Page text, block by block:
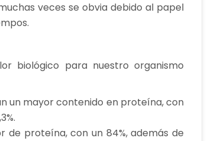
veces se obvia debido al papel
biológico para nuestro organismo
un mayor contenido en proteína, con
de proteína, con un 84%, además de